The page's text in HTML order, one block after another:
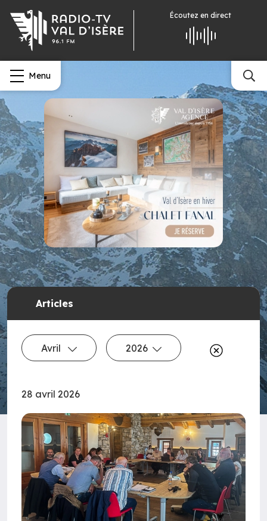
Écoutez en direct
Menu
Articles
Avril 2026
28 avril 2026